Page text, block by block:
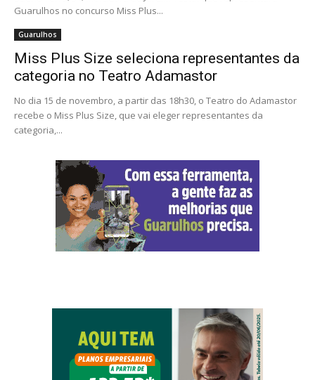
Guarulhos no concurso Miss Plus...
Guarulhos
Miss Plus Size seleciona representantes da
categoria no Teatro Adamastor
No dia 15 de novembro, a partir das 18h30, o Teatro do Adamastor
recebe o Miss Plus Size, que vai eleger representantes da
categoria,...